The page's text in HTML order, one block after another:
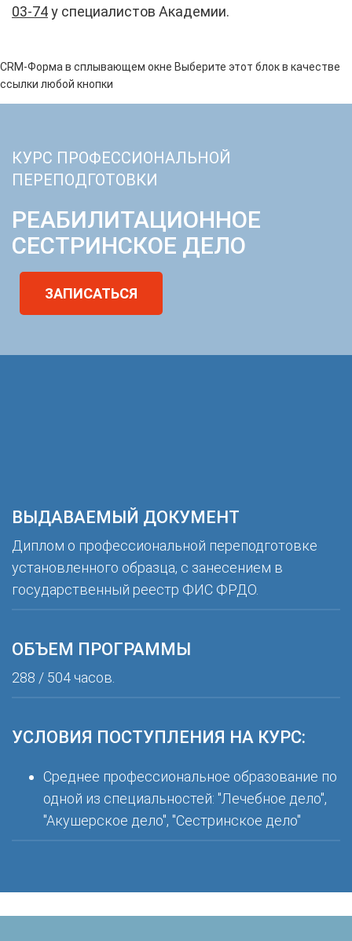
03-74у специалистов Академии.
CRM-Форма в сплывающем окне Выберите этот блок в качестве
ссылки любой кнопки
КУРС ПРОФЕССИОНАЛЬНОЙ
ПЕРЕПОДГОТОВКИ
РЕАБИЛИТАЦИОННОЕ
СЕСТРИНСКОЕ ДЕЛО
ЗАПИСАТЬСЯ
ВЫДАВАЕМЫЙ ДОКУМЕНТ
Диплом о профессиональной переподготовке
установленного образца, с занесением в
государственный реестр ФИС ФРДО.
ОБЪЕМ ПРОГРАММЫ
288 / 504 часов.
УСЛОВИЯ ПОСТУПЛЕНИЯ НА КУРС:
Среднее профессиональное образование по
одной из специальностей: "Лечебное дело",
"Акушерское дело", "Сестринское дело"